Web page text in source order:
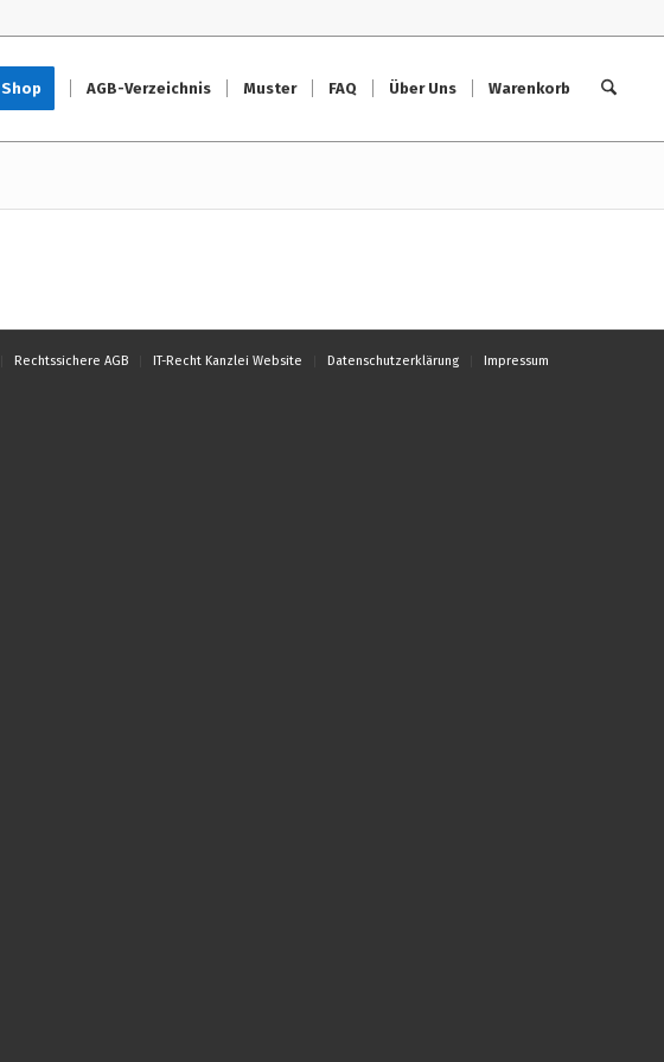
Shop AGB-Verzeichnis Muster FAQ Über Uns Warenkorb
Rechtssichere AGB IT-Recht Kanzlei Website Datenschutzerklärung Impressum